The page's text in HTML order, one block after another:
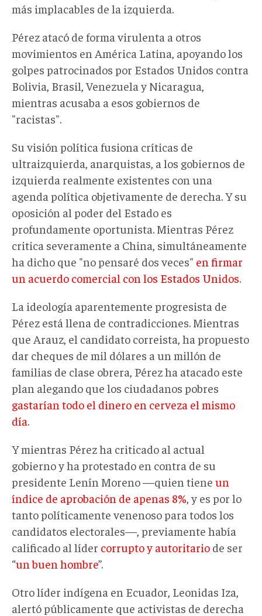
más implacables de la izquierda.
Pérez atacó de forma virulenta a otros
movimientos en América Latina, apoyando los
golpes patrocinados por Estados Unidos contra
Bolivia, Brasil, Venezuela y Nicaragua,
mientras acusaba a esos gobiernos de
"racistas".
Su visión política fusiona críticas de
ultraizquierda, anarquistas, a los gobiernos de
izquierda realmente existentes con una
agenda política objetivamente de derecha. Y su
oposición al poder del Estado es
profundamente oportunista. Mientras Pérez
critica severamente a China, simultáneamente
ha dicho que "no pensaré dos veces" en firmar
un acuerdo comercial con los Estados Unidos.
La ideología aparentemente progresista de
Pérez está llena de contradicciones. Mientras
que Arauz, el candidato correista, ha propuesto
dar cheques de mil dólares a un millón de
familias de clase obrera, Pérez ha atacado este
plan alegando que los ciudadanos pobres
gastarían todo el dinero en cerveza el mismo
día.
Y mientras Pérez ha criticado al actual
gobierno y ha protestado en contra de su
presidente Lenín Moreno —quien tiene un
índice de aprobación de apenas 8% , y es por lo
tanto políticamente venenoso para todos los
candidatos electorales—, previamente había
calificado al líder corrupto y autoritario de ser
“un buen hombre”.
Otro líder indígena en Ecuador, Leonidas Iza,
alertó públicamente que activistas de derecha